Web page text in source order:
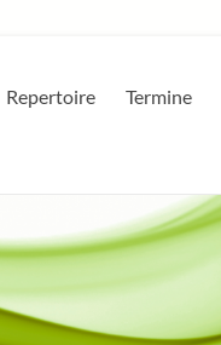
Repertoire Termine